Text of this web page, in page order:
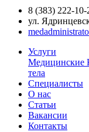
8 (383) 222-10-
ул.
Услуги
Медицинские
тела
Специалисты
О нас
Статьи
Вакансии
Контакты